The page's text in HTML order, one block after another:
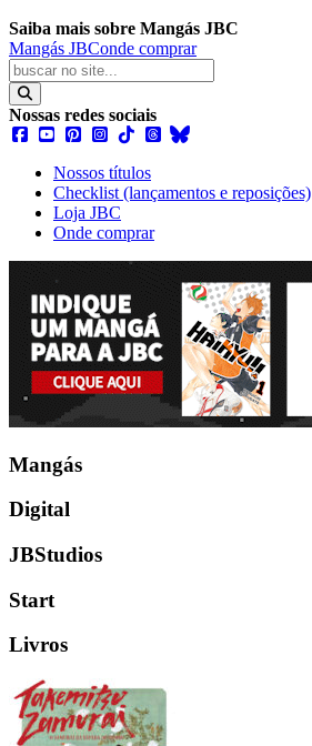
Saiba mais sobre Mangás JBC
Mangás JBConde comprar
Nossas redes sociais
Nossos títulos
Checklist (lançamentos e reposições)
Loja JBC
Onde comprar
Mangás
Digital
JBStudios
Start
Livros